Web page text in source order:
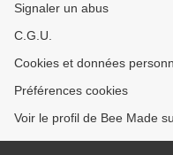
Signaler un abus
C.G.U.
Cookies et données
Préférences cookies
Voir le profil de Bee Made